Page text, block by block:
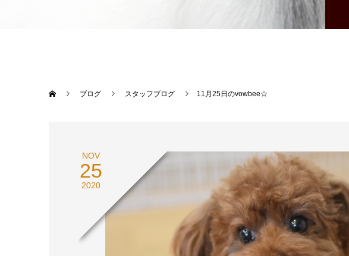
ブログ スタッフブログ 11月25日のvowbee☆
NOV
25
2020